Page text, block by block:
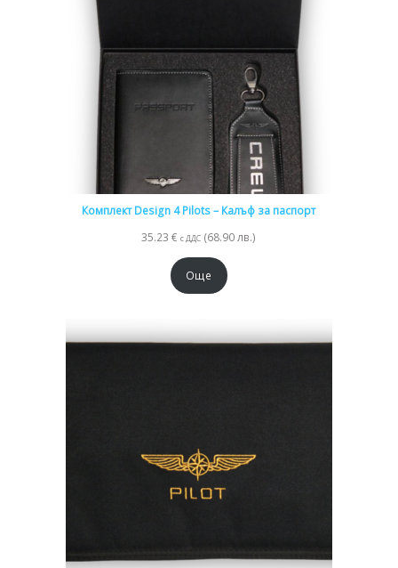
Комплект Design 4 Pilots – Калъф за паспорт
35.23€ с ДДС (68.90 лв.)
Още